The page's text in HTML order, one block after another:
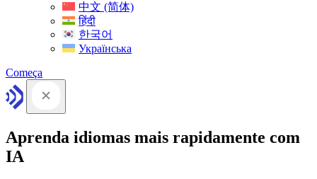
中文 (简体)
हिंदी
한국어
Українська
Começa
Aprenda idiomas mais rapidamente com
IA